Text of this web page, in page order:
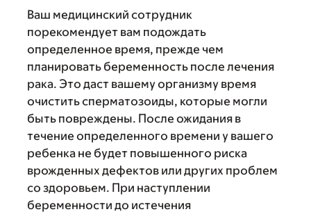
Ваш медицинский сотрудник
порекомендует вам подождать
определенное время, прежде чем
планировать беременность после лечения
рака. Это даст вашему организму время
очистить сперматозоиды, которые могли
быть повреждены. После ожидания в
течение определенного времени у вашего
ребенка не будет повышенного риска
врожденных дефектов или других проблем
со здоровьем. При наступлении
беременности до истечения